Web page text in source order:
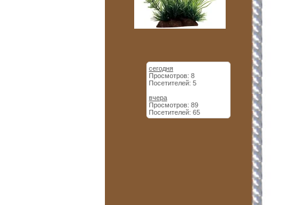
сегодня
Просмотров: 8
Посетителей: 5
вчера
Просмотров: 89
Посетителей: 65